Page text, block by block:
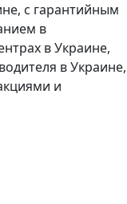
с гарантийным
в
в Украине,
в Украине,
и